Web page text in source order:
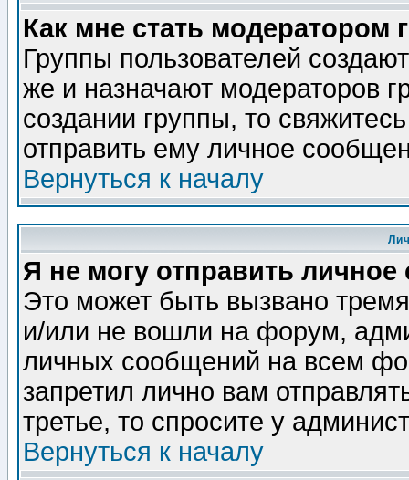
Как мне стать модератором
Группы пользователей
же и назначают модераторов
создании группы, то
отправить ему личное
Вернуться к началу
Я не могу отправить
Это может быть вызвано
и/или не вошли на форум,
личных сообщений на всем
запретил лично вам
третье, то спросите у
Вернуться к началу